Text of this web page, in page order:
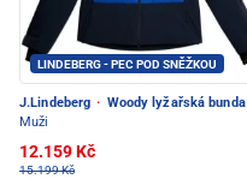
LINDEBERG - PEC POD SNĚŽKOU
J.Lindeberg · Woody lyžařská bunda
Muži
12.159 Kč
15.199 Kč